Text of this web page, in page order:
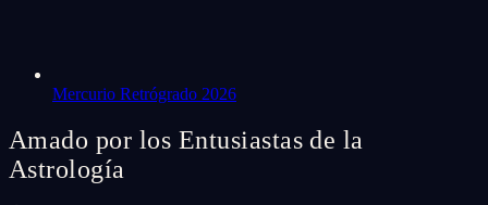
Mercurio Retrógrado 2026
Amado por los Entusiastas de la
Astrología